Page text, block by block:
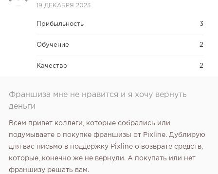
19 ДЕКАБРЯ 2023
Прибыльность 3
Обучение 2
Качество 2
Франшиза мне не нравится и я хочу вернуть
деньги
Всем привет коллеги, которые собрались или
подумываете о покупке франшизы от Pixline. Дублирую
для вас письмо в поддержку Pixline о возврате средств,
которые, конечно же не вернули. А покупать или нет
франшизу решать вам.